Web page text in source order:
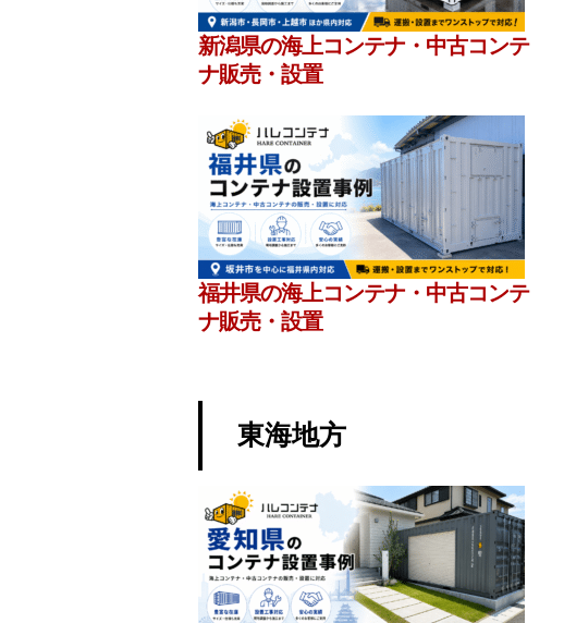
新潟県の海上コンテナ・中古コンテ
ナ販売・設置
福井県の海上コンテナ・中古コンテ
ナ販売・設置
東海地方